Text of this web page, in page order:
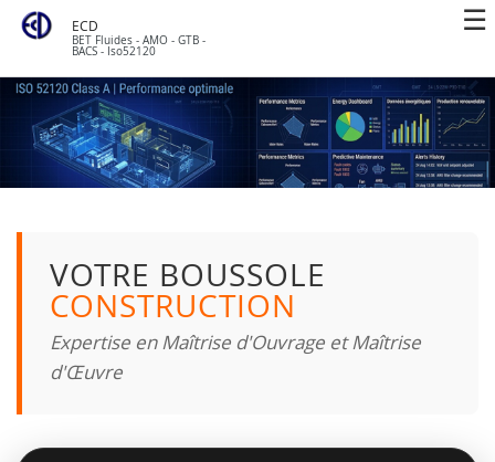
ECD
BET Fluides - AMO - GTB -
BACS - Iso52120
VOTRE BOUSSOLE
CONSTRUCTION
Expertise en Maîtrise d'Ouvrage et Maîtrise
d'Œuvre